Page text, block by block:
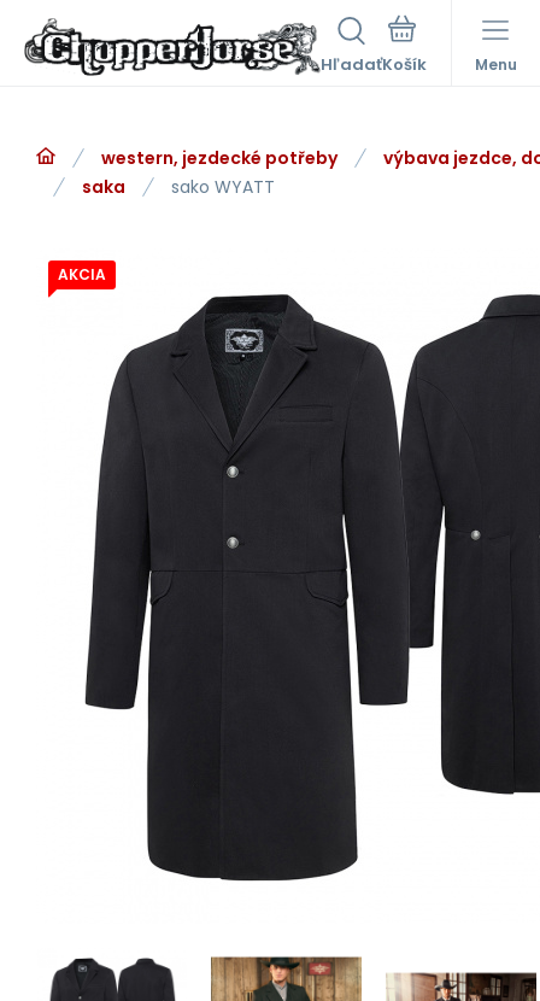
Hľadať Menu
western, jezdecké potřeby
výbava jezdce,
saka
sako WYATT
AKCIA